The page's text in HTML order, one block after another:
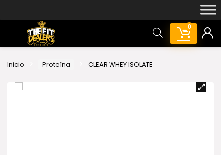
0
Inicio Proteína CLEAR WHEY ISOLATE